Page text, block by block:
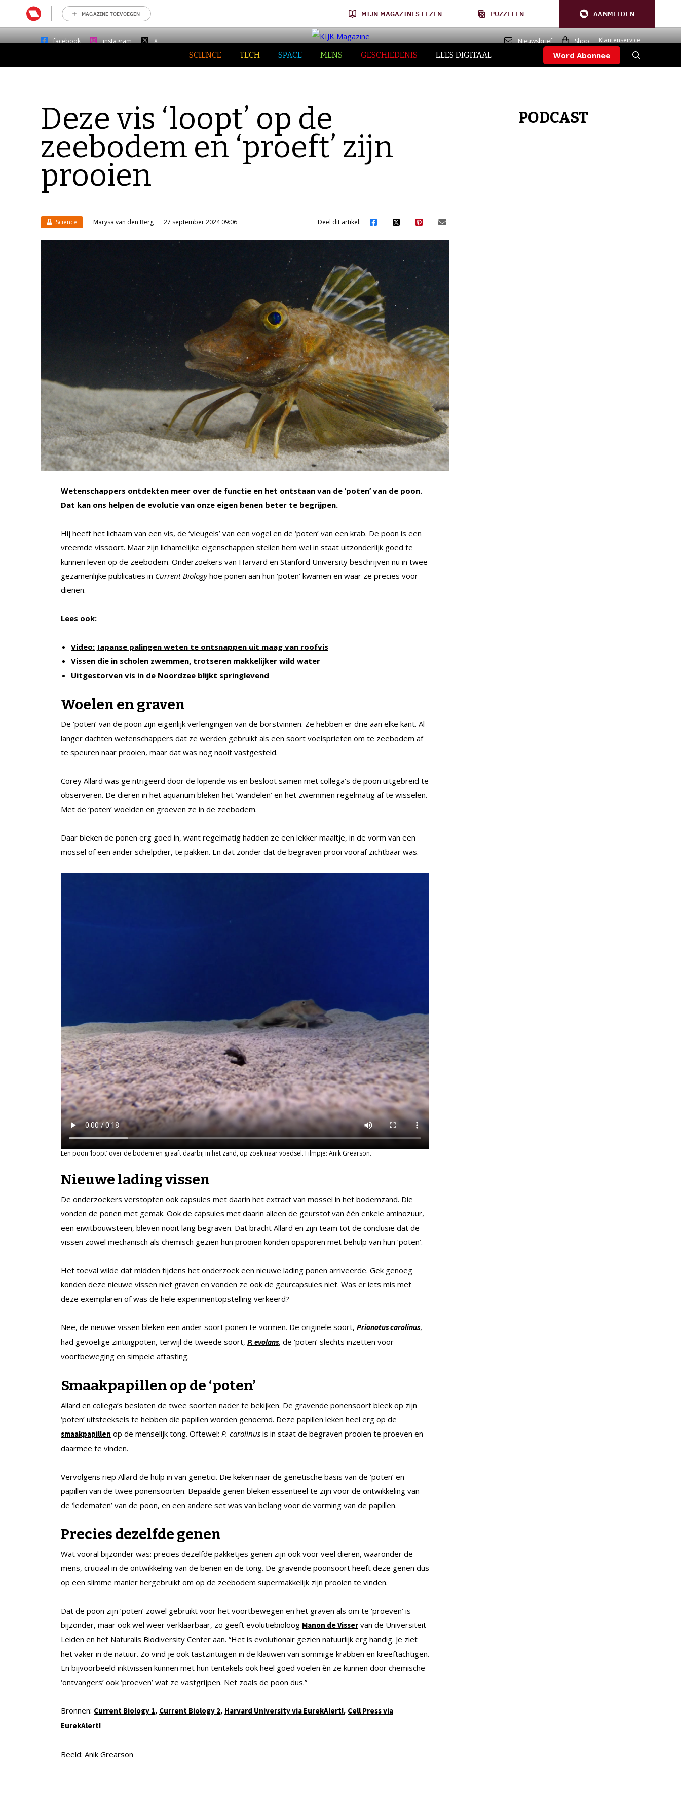
MAGAZINE TOEVOEGEN MIJN MAGAZINES LEZEN PUZZELEN AANMELDEN
facebook instagram X Nieuwsbrief Shop Klantenservice
SCIENCE TECH SPACE MENS GESCHIEDENIS LEES DIGITAAL Word Abonnee
Deze vis ‘loopt’ op de
zeebodem en ‘proeft’ zijn
prooien
Science Marysa van den Berg 27 september 2024 09:06 Deel dit artikel:
Wetenschappers ontdekten meer over de functie en het ontstaan van de ‘poten’ van de poon.
Dat kan ons helpen de evolutie van onze eigen benen beter te begrijpen.
Hij heeft het lichaam van een vis, de ‘vleugels’ van een vogel en de ‘poten’ van een krab. De poon is een
vreemde vissoort. Maar zijn lichamelijke eigenschappen stellen hem wel in staat uitzonderlijk goed te
kunnen leven op de zeebodem. Onderzoekers van Harvard en Stanford University beschrijven nu in twee
gezamenlijke publicaties in Current Biologyhoe ponen aan hun ‘poten’ kwamen en waar ze precies voor
dienen.
Lees ook:
Video: Japanse palingen weten te ontsnappen uit maag van roofvis
Vissen die in scholen zwemmen, trotseren makkelijker wild water
Uitgestorven vis in de Noordzee blijkt springlevend
Woelen en graven
De ‘poten’ van de poon zijn eigenlijk verlengingen van de borstvinnen. Ze hebben er drie aan elke kant. Al
langer dachten wetenschappers dat ze werden gebruikt als een soort voelsprieten om te zeebodem af
te speuren naar prooien, maar dat was nog nooit vastgesteld.
Corey Allard was geïntrigeerd door de lopende vis en besloot samen met collega’s de poon uitgebreid te
observeren. De dieren in het aquarium bleken het ‘wandelen’ en het zwemmen regelmatig af te wisselen.
Met de ‘poten’ woelden en groeven ze in de zeebodem.
Daar bleken de ponen erg goed in, want regelmatig hadden ze een lekker maaltje, in de vorm van een
mossel of een ander schelpdier, te pakken. En dat zonder dat de begraven prooi vooraf zichtbaar was.
Een poon ‘loopt’ over de bodem en graaft daarbij in het zand, op zoek naar voedsel. Filmpje: Anik Grearson.
Nieuwe lading vissen
De onderzoekers verstopten ook capsules met daarin het extract van mossel in het bodemzand. Die
vonden de ponen met gemak. Ook de capsules met daarin alleen de geurstof van één enkele aminozuur,
een eiwitbouwsteen, bleven nooit lang begraven. Dat bracht Allard en zijn team tot de conclusie dat de
vissen zowel mechanisch als chemisch gezien hun prooien konden opsporen met behulp van hun ‘poten’.
Het toeval wilde dat midden tijdens het onderzoek een nieuwe lading ponen arriveerde. Gek genoeg
konden deze nieuwe vissen niet graven en vonden ze ook de geurcapsules niet. Was er iets mis met
deze exemplaren of was de hele experimentopstelling verkeerd?
Nee, de nieuwe vissen bleken een ander soort ponen te vormen. De originele soort, Prionotus carolinus,
had gevoelige zintuigpoten, terwijl de tweede soort, P. evolans, de ‘poten’ slechts inzetten voor
voortbeweging en simpele aftasting.
Smaakpapillen op de ‘poten’
Allard en collega’s besloten de twee soorten nader te bekijken. De gravende ponensoort bleek op zijn
‘poten’ uitsteeksels te hebben die papillen worden genoemd. Deze papillen leken heel erg op de
smaakpapillen op de menselijk tong. Oftewel: P. carolinus is in staat de begraven prooien te proeven en
daarmee te vinden.
Vervolgens riep Allard de hulp in van genetici. Die keken naar de genetische basis van de ‘poten’ en
papillen van de twee ponensoorten. Bepaalde genen bleken essentieel te zijn voor de ontwikkeling van
de ‘ledematen’ van de poon, en een andere set was van belang voor de vorming van de papillen.
Precies dezelfde genen
Wat vooral bijzonder was: precies dezelfde pakketjes genen zijn ook voor veel dieren, waaronder de
mens, cruciaal in de ontwikkeling van de benen en de tong. De gravende poonsoort heeft deze genen dus
op een slimme manier hergebruikt om op de zeebodem supermakkelijk zijn prooien te vinden.
Dat de poon zijn ‘poten’ zowel gebruikt voor het voortbewegen en het graven als om te ‘proeven’ is
bijzonder, maar ook wel weer verklaarbaar, zo geeft evolutiebioloog Manon de Visser van de Universiteit
Leiden en het Naturalis Biodiversity Center aan. “Het is evolutionair gezien natuurlijk erg handig. Je ziet
het vaker in de natuur. Zo vind je ook tastzintuigen in de klauwen van sommige krabben en kreeftachtigen.
En bijvoorbeeld inktvissen kunnen met hun tentakels ook heel goed voelen èn ze kunnen door chemische
‘ontvangers’ ook ‘proeven’ wat ze vastgrijpen. Net zoals de poon dus.”
Bronnen: Current Biology 1, Current Biology 2, Harvard University via EurekAlert!, Cell Press via
EurekAlert!
Beeld: Anik Grearson
PODCAST